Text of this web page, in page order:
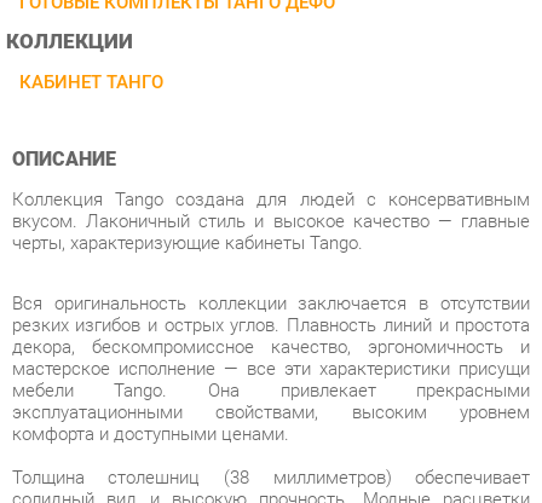
КАБИНЕТ ТАНГО
ОПИСАНИЕ
вкусом. Лаконичный стиль и высокое качество — главные
черты, характеризующие кабинеты Tango.
Вся оригинальность коллекции заключается в отсутствии
резких изгибов и острых углов. Плавность линий и простота
мебели Tango. Она привлекает прекрасными
эксплуатационными свойствами, высоким уровнем
комфорта и доступными ценами.
Толщина столешниц (38 миллиметров) обеспечивает
солидный вид и высокую прочность. Модные расцветки
обеспечивают актуальность и полное соответствие духу
Достоинства мебели Tango: